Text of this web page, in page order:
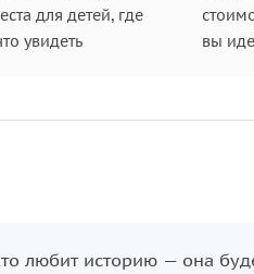
для детей, где
увидеть
вы
любит историю — она